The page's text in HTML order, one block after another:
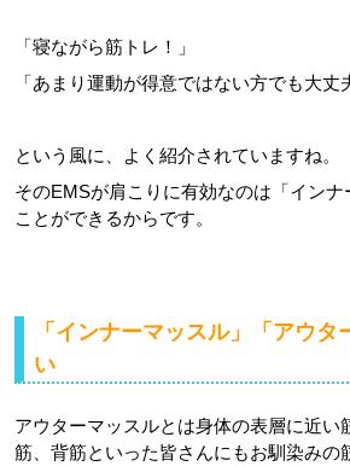
「寝ながら筋トレ！」
「あまり運動が得意ではない方でも大丈
という風に、よく紹介されていますね。
そのEMSが肩こりに有効なのは「イン
ことができるからです。
「インナーマッスル」「アウ
い
アウターマッスルとは身体の表層に近い
筋、背筋といった皆さんにもお馴染みの